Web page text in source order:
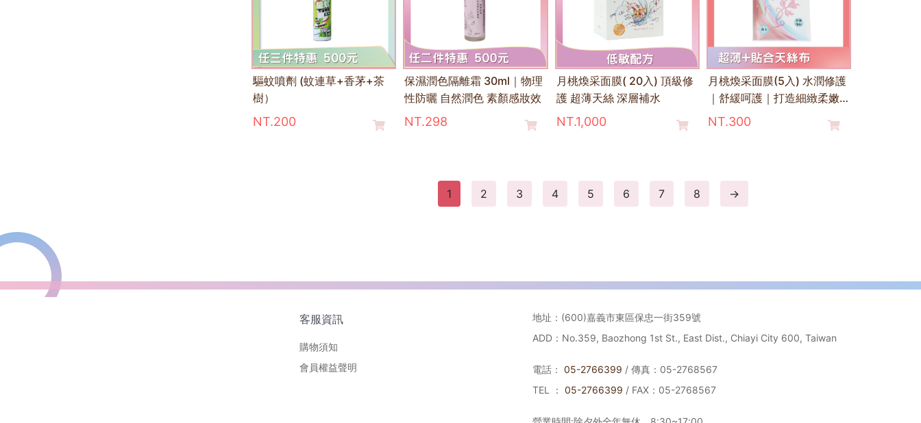
驅蚊噴劑 (蚊連草+香茅+茶
樹）
NT.200
保濕潤色隔離霜 30ml｜物理
性防曬 自然潤色 素顏感妝效
NT.298
月桃煥采面膜( 20入) 頂級修
護 超薄天絲 深層補水
NT.1,000
月桃煥采面膜(5入) 水潤修護
｜舒緩呵護｜打造細緻柔嫩
肌
NT.300
1 2 3 4 5 6 7 8 →
客服資訊
購物須知
會員權益聲明
地址：(600)嘉義市東區保忠一街359號
ADD：No.359, Baozhong 1st St., East Dist., Chiayi City 600, Taiwan
電話： 05-2766399 / 傳真：05-2768567
TEL ： 05-2766399 / FAX：05-2768567